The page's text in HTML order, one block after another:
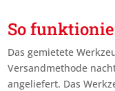
So
Das gemietete
Versandmethode
angeliefert. Das